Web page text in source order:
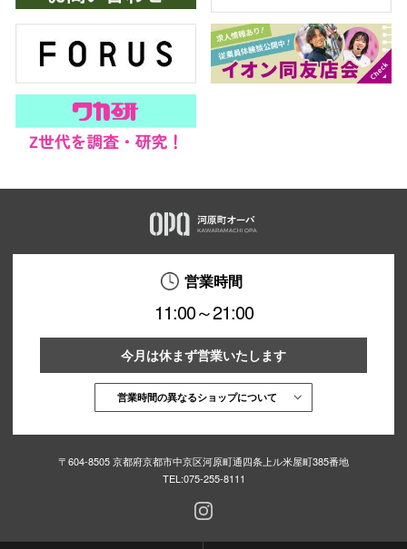
営業時間
11:00～21:00
今月は休まず営業いたします
営業時間の異なるショップについて
〒604-8505 京都府京都市中京区河原町通四条上ル米屋町385番地
TEL:075-255-8111